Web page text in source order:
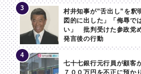
村井知事が”舌出し”を釈
図的に出した」「侮辱で
い」 批判受けた参政党
発言後の行動
七十七銀行元行員が顧客
７００万円を不正に預か